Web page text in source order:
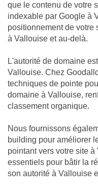
que le contenu de votre
indexable par Google à
positionnement de votre
à Vallouise et au-delà.
L'autorité de domaine
Vallouise. Chez
techniques de pointe
domaine à Vallouise,
classement organique.
Nous fournissons
building pour améliorer
pointant vers votre site
essentiels pour bâtir la
son autorité à Vallouise